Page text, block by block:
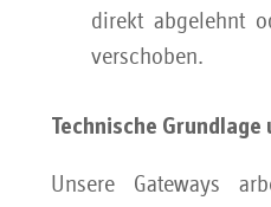
direkt abgelehnt
verschoben.
Technische
Unsere Gateways